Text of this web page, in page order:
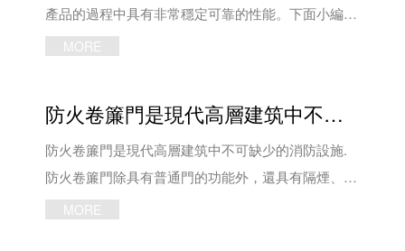
輪;壓鏈架卡死。 處理方法：整理調順環形鏈條;
調整棘爪與壓鏈架相對位置;更換或潤滑河南提升門
失油或失效(4)齒輪嚙合不順、失油或磨損嚴重(5)電
機電流聲或振動。 處理方法：更換剎車盤或重
新調整平衡;緊固剎車盤螺母;更換軸承;修配電機軸輸
出端齒輪、潤滑或更換;檢查電機，如電機壞損則更
聚氨脂發泡填充與普通卷簾門相比提高了保溫性能。
提升門電機與卷簾門電機相比增加了很多功能，
門與提升門的區別簡述了，如有需求，歡迎咨詢：
130-0758-1500! 以上內容來源于提升門廠家洛陽
豫歐門窗科技有限公司官網：
http://www.zeuspower.cn/
發射區時，微處理器會立即發出信號，快速卷簾門門
體會自動上升到頂，按照預先設定的延時時間，河南
感應方式，對人員和叉車等均可感應，一般適用于人
行通道。 地磁感應 利用埋設在地面下的長
方型線圈所發生的電感變化來測試車輛的存在，當車
輛經過感應區時，會立即發出信號，快速卷簾門門體
產品的過程中具有非常穩定可靠的性能。下面小編將
更具體地告訴你這個產品，希望能給你帶來更多的理
功能不同在通道和室內環境的需求，可以在規格和型
號、安全設備的多種功能 上提出特定要求。因
此，在使用過程中，該產品從非常困難、可靠的性能
到及時的售后服務體系，具有保證長期使用和生產連
MORE
防火卷簾門是現代高層建筑中不可缺少的消防設施
防火卷簾門是現代高層建筑中不可缺少的消防設施.
防火卷簾門除具有普通門的功能外，還具有隔煙、防
火、疏散保護等特殊功能，廣泛應用于高層建筑、大
MORE